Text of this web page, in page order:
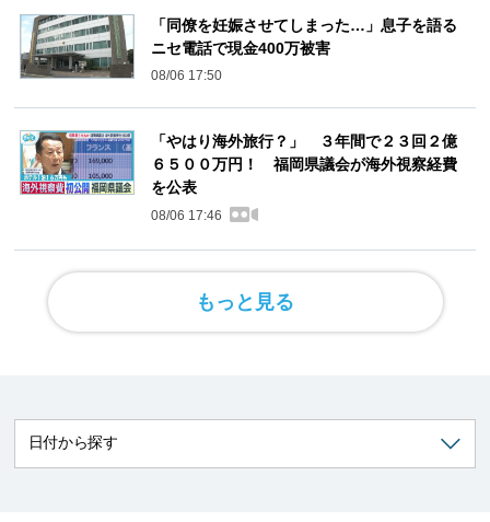
「同僚を妊娠させてしまった…」息子を語る
ニセ電話で現金400万被害
08/06 17:50
「やはり海外旅行？」 ３年間で２３回２億
６５００万円！ 福岡県議会が海外視察経費
を公表
08/06 17:46
もっと見る